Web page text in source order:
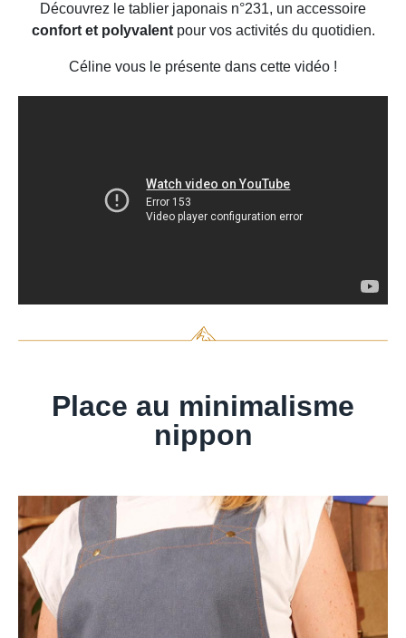
Découvrez le tablier japonais n°231, un accessoire
confort et polyvalentpour vos activités du quotidien.
Céline vous le présente dans cette vidéo !
Place au minimalisme
nippon